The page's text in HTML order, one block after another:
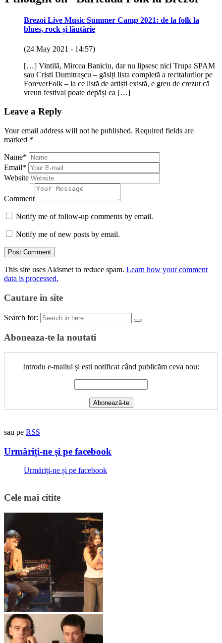
Brezoi Live Music Summer Camp 2021: de la folk la
blues, rock și lăutărie
(24 May 2021 - 14:57)
[…] Vintilă, Mircea Baniciu, dar nu lipsesc nici Trupa SPAM
sau Cristi Dumitrașcu – găsiți lista completă a recitalurilor pe
ForeverFolk – la ce listă de artiști există, e greu de crezut că
vreun festival poate depăși ca […]
Leave a Reply
Your email address will not be published. Required fields are
marked *
Name*
Email*
Website
Comment
Notify me of follow-up comments by email.
Notify me of new posts by email.
This site uses Akismet to reduce spam. Learn how your comment
data is processed.
Cautare in site
Search for:
Aboneaza-te la noutati
Introdu e-mailul și ești notificat când publicăm ceva nou:
sau pe RSS
Urmăriți-ne și pe facebook
Urmăriți-ne și pe facebook
Cele mai citite